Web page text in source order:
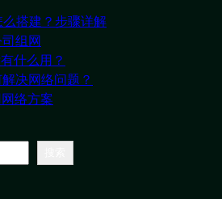
搭建？步骤详解
组网
什么用？
决网络问题？
络方案